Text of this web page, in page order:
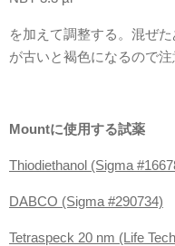
を加えて調整する。混ぜ
が古いと褐色になるので注
Mountに使用する試薬
Thiodiethanol (Sigma
DABCO (Sigma #290734)
Tetraspeck 20 nm (Life